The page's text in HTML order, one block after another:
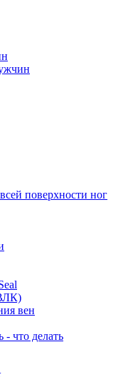
поверхности ног
вен
- что делать